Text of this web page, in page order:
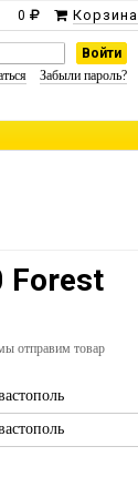
0 Корзина
Забыли пароль?
Forest
отправим товар